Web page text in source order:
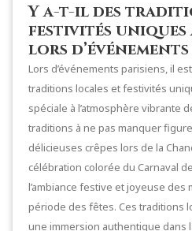
Y a-t-il des
festivités
lors d’événements
Lors d’événements parisiens, il
traditions locales et festivités
spéciale à l’atmosphère vibrante
traditions à ne pas manquer
délicieuses crêpes lors de la
célébration colorée du Carnaval
l’ambiance festive et joyeuse des
période des fêtes. Ces traditions
une immersion authentique dans